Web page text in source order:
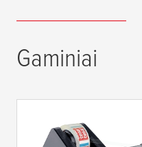
Gaminiai
tesa® DESK